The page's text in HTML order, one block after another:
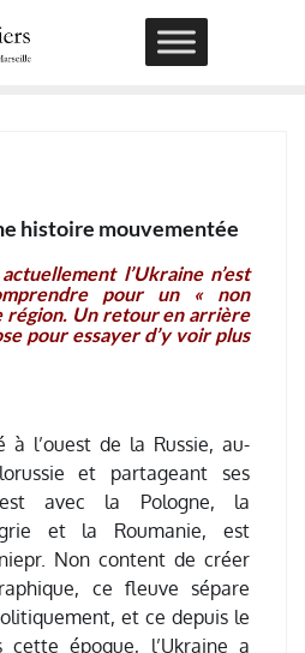
histoire mouvementée
l’Ukraine n’est
pour un « non
région. Un retour en arrière
pour essayer d’y voir plus
à l’ouest de la Russie, au-
et partageant ses
avec la Pologne, la
et la Roumanie, est
Non content de créer
ce fleuve sépare
et ce depuis le
cette époque, l’Ukraine a